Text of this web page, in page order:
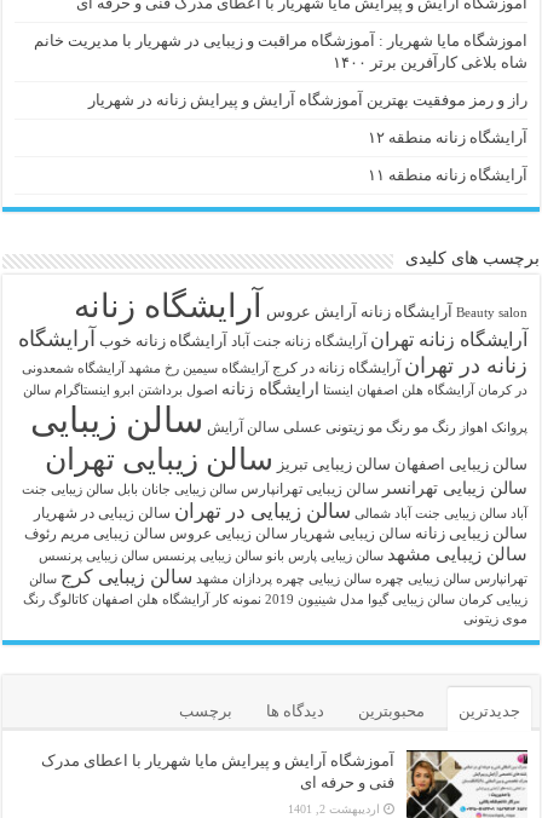
اموزشگاه مایا شهریار : آموزشگاه مراقبت و زیبایی در شهریار با مدیریت خانم
شاه بلاغی کارآفرین برتر ۱۴۰۰
راز و رمز موفقیت بهترین آموزشگاه آرایش و پیرایش زنانه در شهریار
آرایشگاه زنانه منطقه ۱۲
آرایشگاه زنانه منطقه ۱۱
برچسب های کلیدی
Beauty salon آرايشگاه زنانه آرایش عروس آرایشگاه زنانه
آرایشگاه زنانه تهران آرایشگاه زنانه جنت آباد آرایشگاه زنانه خوب آرایشگاه
زنانه در تهران آرایشگاه زنانه در کرج آرایشگاه سیمین رخ مشهد
آرایشگاه شمعدونی
در کرمان آرایشگاه هلن اصفهان اینستا ارایشگاه زنانه اصول برداشتن ابرو اینستاگرام سالن
پروانک اهواز رنگ مو رنگ مو زیتونی عسلی سالن آرایش سالن زیبایی
سالن زیبایی اصفهان سالن زیبایی تبریز سالن زیبایی تهران
سالن زیبایی تهرانسر سالن زیبایی تهرانپارس سالن زیبایی جانان بابل سالن زیبایی جنت
آباد سالن زیبایی جنت آباد شمالی سالن زیبایی در تهران سالن زیبایی در شهریار
سالن زیبایی زنانه سالن زیبایی شهریار سالن زیبایی عروس سالن زیبایی مریم رئوف
سالن زیبایی مشهد سالن زیبایی پارس بانو سالن زیبایی پرنسس سالن زیبایی پرنسس
تهرانپارس سالن زیبایی چهره سالن زیبایی چهره پردازان مشهد سالن زیبایی کرج سالن
زیبایی کرمان سالن زیبایی گیوا مدل شینیون 2019 نمونه کار آرایشگاه هلن اصفهان کاتالوگ رنگ
موی زیتونی
جدیدترین محبوبترین دیدگاه ها برچسب
آموزشگاه آرایش و پیرایش مایا شهریار با اعطای مدرک
فنی و حرفه ای
اردیبهشت 2, 1401